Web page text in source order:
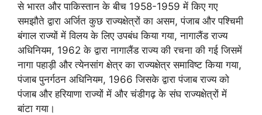
से भारत और पाकिस्तान के बीच 1958-1959 में किए गए
समझौते द्वारा अर्जित कुछ राज्यक्षेत्रों का असम, पंजाब और पश्चिमी
बंगाल राज्यों में विलय के लिए उपबंध किया गया, नागालैंड राज्य
अधिनियम, 1962 के द्वारा नागालैंड राज्य की रचना की गई जिसमें
नागा पहाड़ी और त्येनसांग क्षेत्र का राज्यक्षेत्र समाविष्ट किया गया,
पंजाब पुनर्गठन अधिनियम, 1966 जिसके द्वारा पंजाब राज्य को
पंजाब और हरियाणा राज्यों में और चंडीगढ़ के संघ राज्यक्षेत्रों में
बांटा गया।